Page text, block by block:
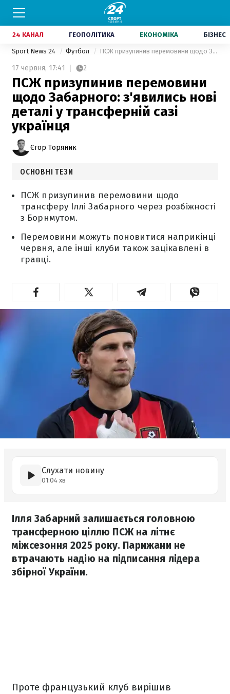
24 КАНАЛ ГЕОПОЛІТИКА ЕКОНОМІКА БІЗНЕС
Sport News 24 Футбол ПСЖ призупинив перемовини щодо Забарного: з'явились нові деталі у трансферній сазі українця
17 червня, 17:41 2
ПСЖ призупинив перемовини
щодо Забарного: з'явились нові
деталі у трансферній сазі
українця
Єгор Торяник
ОСНОВНІ ТЕЗИ
ПСЖ призупинив перемовини щодо
трансферу Іллі Забарного через розбіжності
з Борнмутом.
Перемовини можуть поновитися наприкінці
червня, але інші клуби також зацікавлені в
гравці.
Слухати новину
01:04 хв
Ілля Забарний залишається головною
трансферною ціллю ПСЖ на літнє
міжсезоння 2025 року. Парижани не
втрачають надію на підписання лідера
збірної України.
Проте французький клуб вирішив